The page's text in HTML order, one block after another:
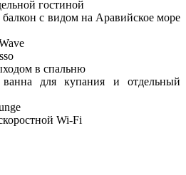
гостиной
с видом на Аравийское море
в спальню
ванна для купания и отдельный
Wi-Fi